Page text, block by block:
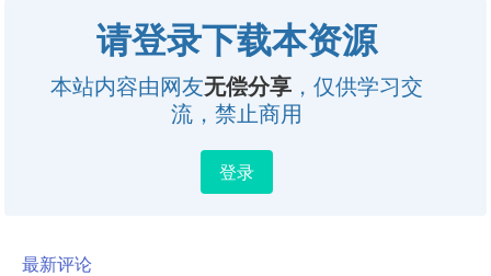
请登录下载本资源
本站内容由网友无偿分享 ，仅供学习交
流，禁止商用
登录
最新评论